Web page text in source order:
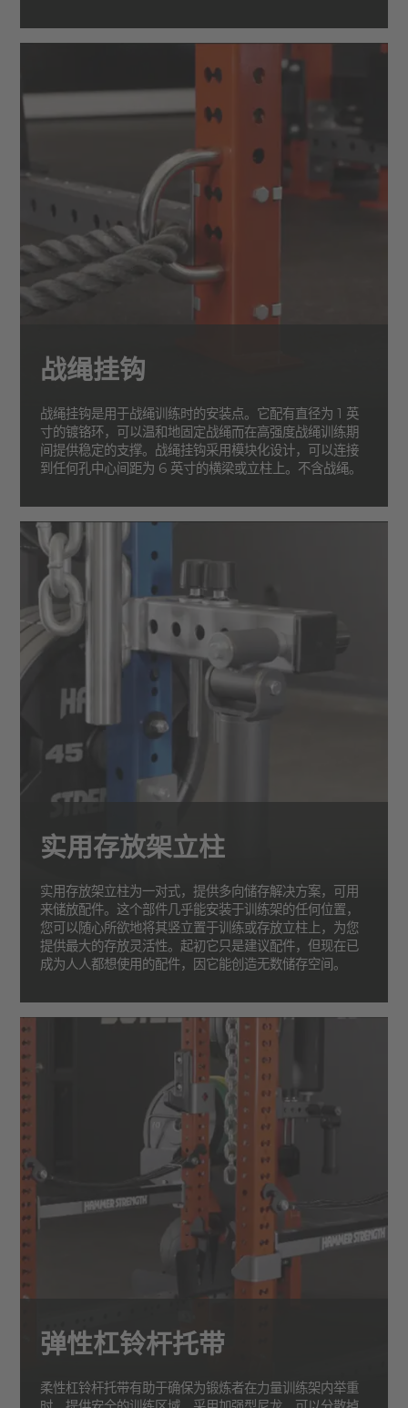
战绳挂钩
战绳挂钩是用于战绳训练时的安装点。它配有直径为 1 英
寸的镀铬环，可以温和地固定战绳而在高强度战绳训练期
间提供稳定的支撑。战绳挂钩采用模块化设计，可以连接
到任何孔中心间距为 6 英寸的横梁或立柱上。不含战绳。
实用存放架立柱
实用存放架立柱为一对式，提供多向储存解决方案，可用
来储放配件。这个部件几乎能安装于训练架的任何位置，
您可以随心所欲地将其竖立置于训练或存放立柱上，为您
提供最大的存放灵活性。起初它只是建议配件，但现在已
成为人人都想使用的配件，因它能创造无数储存空间。
弹性杠铃杆托带
柔性杠铃杆托带有助于确保为锻炼者在力量训练架内举重